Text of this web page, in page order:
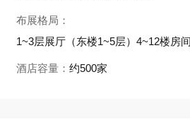
布展格局：
1~3层展厅（东楼1~5层）4~12楼房
酒店容量： 约500家